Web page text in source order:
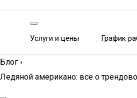
Услуги и цены График
Блог ›
Ледяной американо: все о